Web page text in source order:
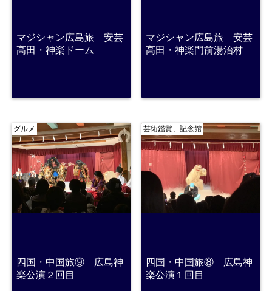
マジシャン広島旅 安芸
高田・神楽ドーム
マジシャン広島旅 安芸
高田・神楽門前湯治村
グルメ
四国・中国旅⑨ 広島神
楽公演２回目
芸術鑑賞、記念館
四国・中国旅⑧ 広島神
楽公演１回目